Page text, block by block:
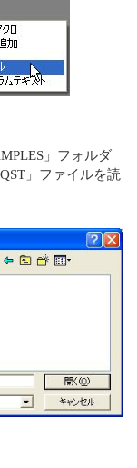
」フォルダ
」ファイルを読